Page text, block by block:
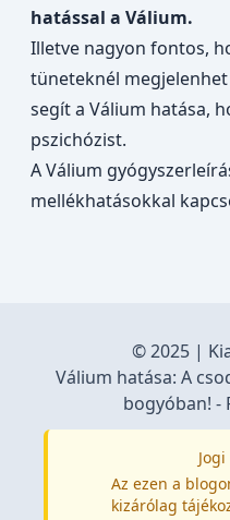
hatással a Válium.
Illetve nagyon fontos,
tüneteknél
segít a Válium hatása,
pszichózist.
AVálium
mellékhatásokkal
© 2025 |
Válium hatása: A
bogyóban! -
Az ezen a
kizárólag